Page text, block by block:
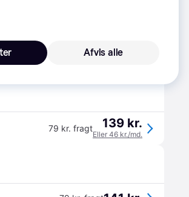
39 kr. fragt 2-4 dage100 kr.
79 kr. fragt 139 kr.
Eller 46 kr./md.
Afvis alle